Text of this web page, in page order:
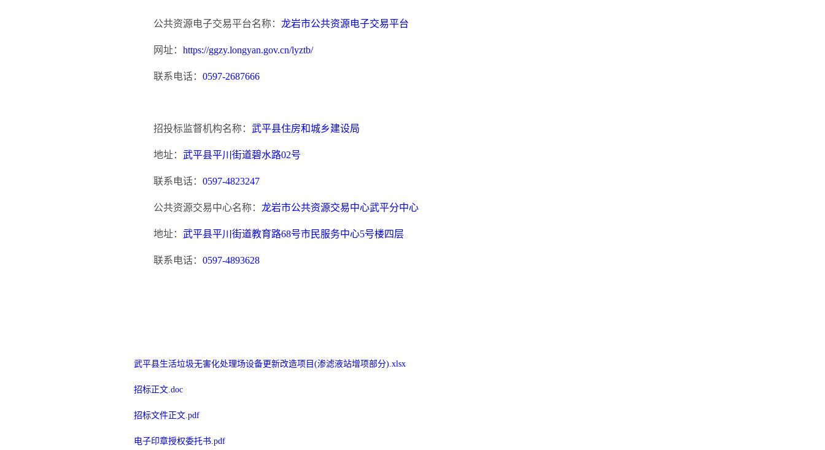
公共资源电子交易平台名称： 龙岩市公共资源电子交易平台
网址： https://ggzy.longyan.gov.cn/lyztb/
联系电话： 0597-2687666
招投标监督机构名称： 武平县住房和城乡建设局
地址： 武平县平川街道碧水路02号
联系电话： 0597-4823247
公共资源交易中心名称： 龙岩市公共资源交易中心武平分中心
地址： 武平县平川街道教育路68号市民服务中心5号楼四层
联系电话： 0597-4893628
武平县生活垃圾无害化处理场设备更新改造项目(渗滤液站增项部分).xlsx
招标正文.doc
招标文件正文.pdf
电子印章授权委托书.pdf